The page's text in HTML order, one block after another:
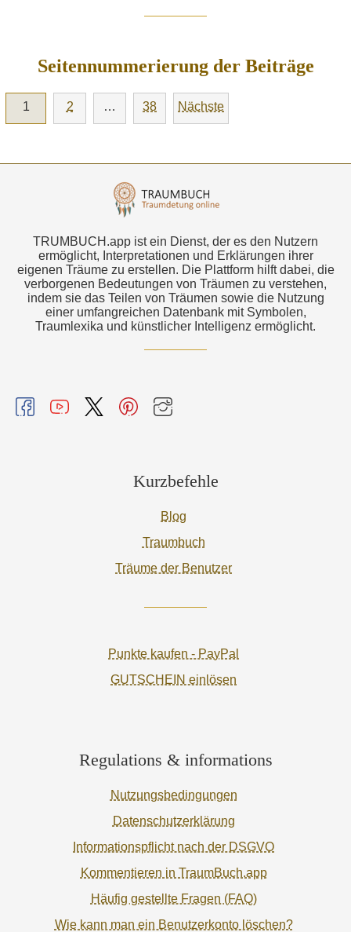
Seitennummerierung der Beiträge
1 2 … 38 Nächste
TRUMBUCH.app ist ein Dienst, der es den Nutzern
ermöglicht, Interpretationen und Erklärungen ihrer
eigenen Träume zu erstellen. Die Plattform hilft dabei, die
verborgenen Bedeutungen von Träumen zu verstehen,
indem sie das Teilen von Träumen sowie die Nutzung
einer umfangreichen Datenbank mit Symbolen,
Traumlexika und künstlicher Intelligenz ermöglicht.
Kurzbefehle
Blog
Traumbuch
Träume der Benutzer
Punkte kaufen - PayPal
GUTSCHEIN einlösen
Regulations & informations
Nutzungsbedingungen
Datenschutzerklärung
Informationspflicht nach der DSGVO
Kommentieren in TraumBuch.app
Häufig gestellte Fragen (FAQ)
Wie kann man ein Benutzerkonto löschen?